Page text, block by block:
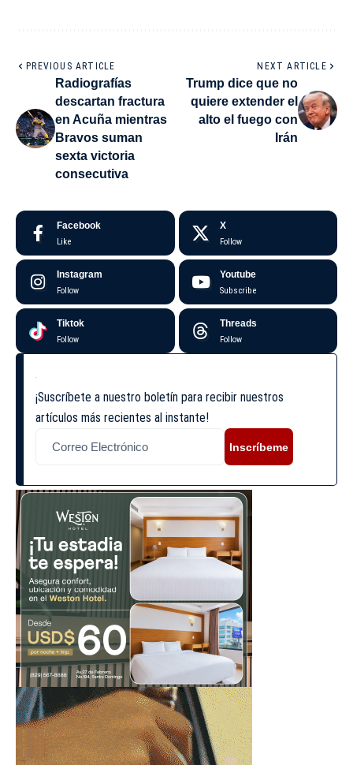
PREVIOUS ARTICLE
Radiografías
descartan fractura
en Acuña mientras
Bravos suman
sexta victoria
consecutiva
NEXT ARTICLE
Trump dice que no
quiere extender el
alto el fuego con
Irán
Facebook
Like
X
Follow
Instagram
Follow
Youtube
Subscribe
Tiktok
Follow
Threads
Follow
¡Suscríbete a nuestro boletín para recibir nuestros
artículos más recientes al instante!
Inscríbeme